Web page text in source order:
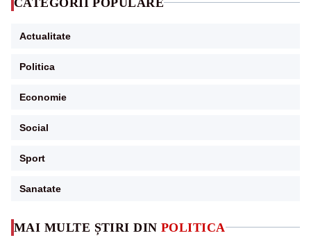
MAI MULTE ȘTIRI DIN POLITICA
Actualitate
Politica
Economie
Social
Sport
Sanatate